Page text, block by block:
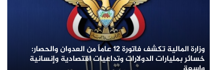
وزارة المالية تكشف فاتورة 12 عاماً من العدوان والحصار:
خسائر بمليارات الدولارات وتداعيات اقتصادية وإنسانية